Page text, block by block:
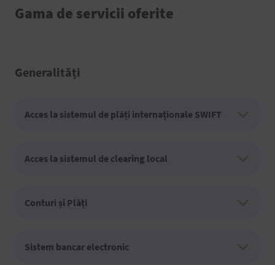
Gama de servicii oferite
Generalități
Acces la sistemul de plăți internaționale SWIFT
Acces la sistemul de clearing local
Conturi și Plăți
Sistem bancar electronic